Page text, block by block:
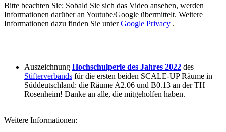
Bitte beachten Sie: Sobald Sie sich das Video ansehen, werden
Informationen darüber an Youtube/Google übermittelt. Weitere
Informationen dazu finden Sie unterGoogle Privacy .
Auszeichnung Hochschulperle des Jahres 2022 des
Stifterverbands für die ersten beiden SCALE-UP Räume in
Süddeutschland: die Räume A2.06 und B0.13 an der TH
Rosenheim! Danke an alle, die mitgeholfen haben.
Weitere Informationen: